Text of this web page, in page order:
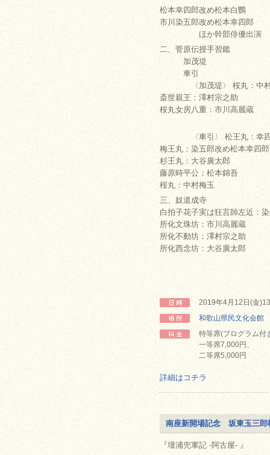
松本幸四郎改め松本白鸚
市川染五郎改め松本幸四郎
ほか幹部俳優出演
二、菅原伝授手習鑑
加茂堤
車引
〈加茂堤〉 桜丸：中村
斎世親王：澤村宗之助
桜丸女房八重：市川高麗蔵
〈車引〉 松王丸：幸四
梅王丸：染五郎改め松本幸四郎
杉王丸：大谷廣太郎
藤原時平公：松本錦吾
桜丸：中村梅玉
三、奴道成寺
白拍子花子実は狂言師左近：
所化文珠坊：市川高麗蔵
所化不動坊：澤村宗之助
所化西念坊：大谷廣太郎
2019年4月12日(金
和歌山県民文化会館
特等席(プログラム付
一等席7,000円、
二等席5,000円
詳細はコチラ
南座新開場記念 坂東玉三郎
『壇浦兜軍記 -阿古屋- 』